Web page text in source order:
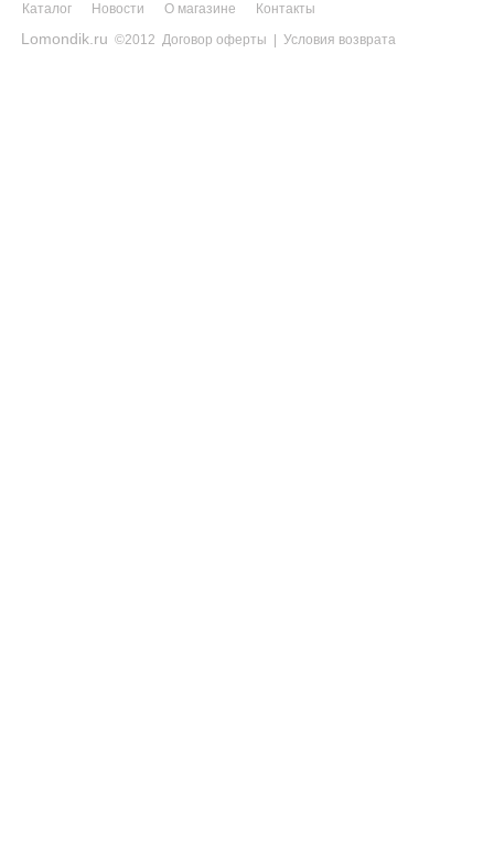
Каталог Новости О магазине Контакты
Lomondik.ru ©2012 Договор оферты Условия возврата